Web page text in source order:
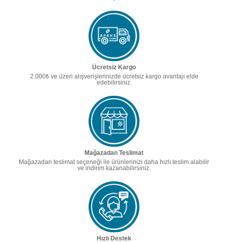
Ücretsiz Kargo
2.000₺ ve üzeri alışverişlerinizde ücretsiz kargo avantajı elde
edebilirsiniz.
Mağazadan Teslimat
Mağazadan teslimat seçeneği ile ürünlerinizi daha hızlı teslim alabilir
ve indirim kazanabilirsiniz.
Hızlı Destek